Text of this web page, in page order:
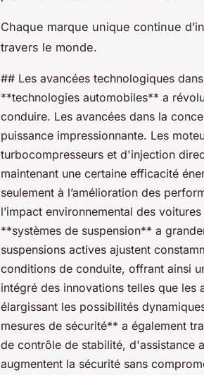
Chaque marque unique continue
travers le monde.
## Les avancées technologiques
**technologies automobiles** a
conduire. Les avancées dans la
puissance impressionnante. Les
turbocompresseurs et d'injection
maintenant une certaine efficacité
seulement à l’amélioration des
l’impact environnemental des
**systèmes de suspension** a
suspensions actives ajustent
conditions de conduite, offrant ainsi
intégré des innovations telles que
élargissant les possibilités
mesures de sécurité** a également
de contrôle de stabilité, d'assistance
augmentent la sécurité sans